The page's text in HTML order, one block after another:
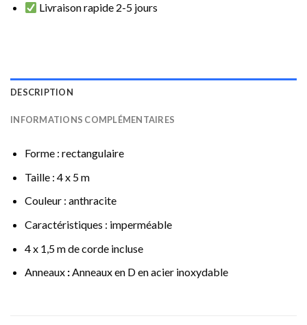
Livraison rapide 2-5 jours
DESCRIPTION
INFORMATIONS COMPLÉMENTAIRES
Forme : rectangulaire
Taille : 4 x 5 m
Couleur : anthracite
Caractéristiques : imperméable
4 x 1,5 m de corde incluse
Anneaux:Anneaux en D en acier inoxydable